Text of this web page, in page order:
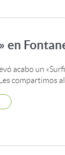
en
acabo un
compartimos